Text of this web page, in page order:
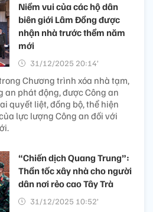
Niềm vui của các hộ dân
biên giới Lâm Đồng được
nhận nhà trước thềm năm
mới
31/12/2025 20:14’
Chương trình xóa nhà tạm,
an phát động, được Công an
quyết liệt, đồng bộ, thể hiện
lực lượng Công an đối với
“Chiến dịch Quang Trung”:
Thần tốc xây nhà cho người
dân nơi rẻo cao Tây Trà
31/12/2025 10:52’